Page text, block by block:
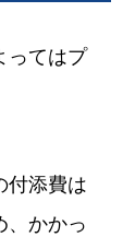
ってはプ
付添費は
、かかっ